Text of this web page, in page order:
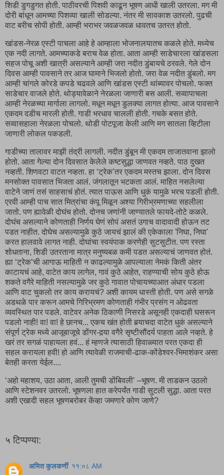
शिडी डुगडुगत होती. पाठीवरची पिशवी काढून भूषण आधी खाली उतरला. मग मी
दोरी बांधून आमच्या पिशव्या खाली सोडल्या. नंतर मी सावकाश उतरलो. पुढची
वाट बरीच सोपी होती. आम्ही भराभर जवळजवळ धावतच उतरत होतो.
खांडस-नेरळ एस्टी पाचला आहे हे आम्हाला भोजनालयातच कळले होते. मध्येच
एक नदी लागते. आमच्याकडे बराच वेळ होता. आता आम्ही साडेचारला खांडसला
सहज पोचू अशी खात्री असल्याने आम्ही जरा नदीत डुंबायचे ठरवले. गेले दोन
दिवस आम्ही पावसाने तर आज घामाने भिजलो होतो. जरा वेळ नदीत डुंबलो. मग
आम्ही चांगले कोरडे कपडे चढवले आणि खांडस एस्टी थांब्यावर पोचलो. फक्त
साडेचार वाजले होते. थोड्यावेळाने नेरळला जाणारी बस आली. सव्वापाचला
आम्ही नेरळच्या मार्गाला लागलो. मधून मधून डुलक्या लागत होत्या. आज पावसाने
एकदम दडीच मारली होती. गाडी भरधाव चालली होती. गचके बसत होते.
सव्वासहाला नेरळला पोचलो. थोडी पोटपूजा केली आणि मग सातला व्हिटीला
जाणारी लोकल पकडली.
गाडीच्या तालावर माझी तंद्री लागली. नदीत डुंबून मी एकदम ताजातवाना झालो
होतो. आता गेल्या दोन दिवसात केलेले कष्टसुद्धा जाणवत नव्हते. पाठ दुखत
नव्हती. शिणवटा वाटत नव्हता. हा ‘ट्रेक’तर एकदम मस्तच झाला. दोन दिवस
मनसोक्त पावसात भिजता आलं. जंगलातून भटकता आलं. माहित नसलेल्या
वाटेने जाणं तसं साहसाचं होतं. त्यात पाऊस आणि धुकं यामुळे भरच पडली होती.
एरवी आम्ही पाच सात मित्रांचा कंपू मिळून अश्या गिरीभ्रमणाच्या सहलीला
जातो. पण ह्यावेळी दोघंच होतो. दोनच जणांनी जाण्यातले फायदे-तोटे कळले.
दोघंच असल्याने कोणताही निर्णय घेणं सोपं असतं उगाच वादावादी होऊन तट
पडत नाहीत. दोघेच असल्यामुळे कुठे जायचं झालं की एकेकाला 'निघा, निघा'
करत हालवावे लागत नाही. दोघांचा स्वयंपाक करणेही सुटसुटीत. पण रस्ता
शोधताना, शिडी उतरताना मात्र मनुष्यबळ कमी पडत असल्याचं जाणवत होतं.
ह्या ‘ट्रेक’ची आगाऊ माहिती न काढल्यामुळे आपल्याला नेमकं किती अंतर
काटायचं आहे, वाटेत काय लागेल, गावं कुठे आहेत, राहण्याची सोय कुठे होऊ
शकते वगैरे माहिती नसल्यामुळे जर कुठे गावात पोचायच्याआत अंधार पडला
आणि वाट चुकलो तर काय करायचं? अशी कायम धास्ती होती. पण असे सगळे
अडथळे पार करून आमचे गिरिभ्रमण कोणताही गंभीर प्रसंग न ओढवता
व्यवस्थित पार पडले. वाटेवर अनेक ठिकाणी निसरडे असूनही एकदाही घसरून
पडलो नाही! वा! वा! हे छानच... एकच खंत होती बर्‍याचदा वाटेत धुकं असल्याने
संपूर्ण ट्रेक मध्ये आजूबाजूचे डोंगर-दर्‍या वगैरे सृष्टीसौंदर्य पाहता आले नव्हते. हे
खरं तर सगळं पाहायला हवं... हं म्हणजे त्यासाठी हिवाळ्यात परत एकदा ही
सहल करायला हवी! हो आणि त्यावेळी राजमाची-ढाक-कोंडेश्वर-भिमाशंकर असा
बेतही करता येईल....
‘अहो महाशय, उठा आता, आली तुमची डोंबिवली’ –भूषण. मी ताडकन उठलो
आणि स्टेशनवर उतरलो. भूषणला हात करेपर्यंत गाडी सुटली सुद्धा. आता परत
अशी एखादी सहल भूषणबरोबर केंव्हा जमणारे कोण जाणे?
५ टिप्पण्या:
अमित कुलकर्णी ११:०८ AM